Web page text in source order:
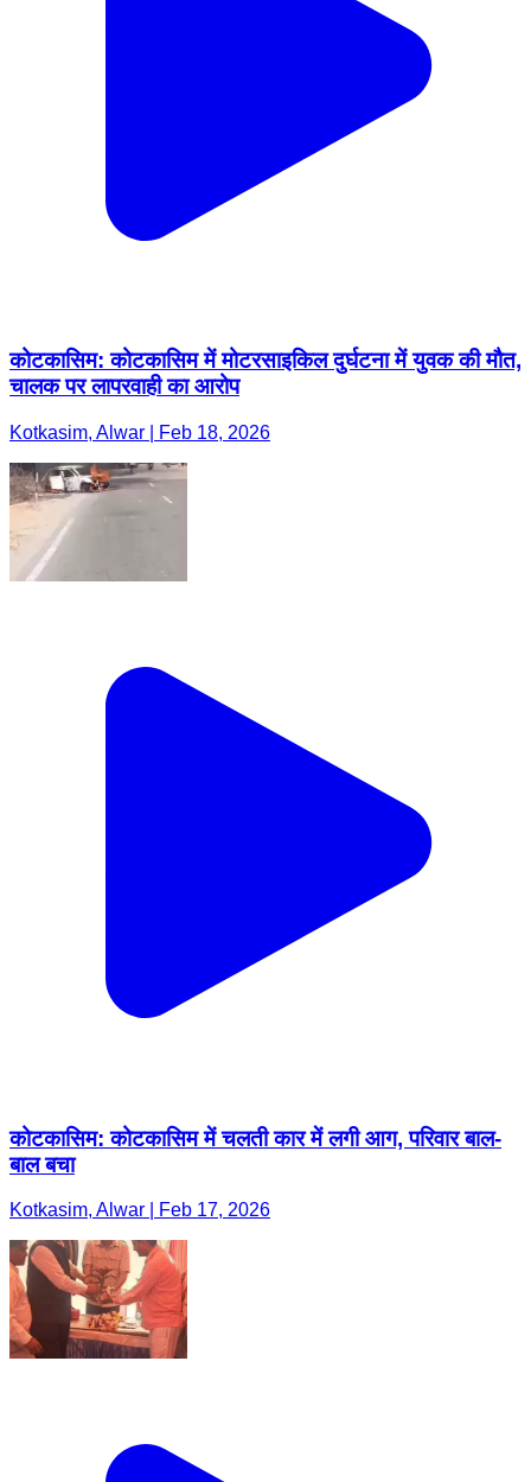
कोटकासिम: कोटकासिम में मोटरसाइकिल दुर्घटना में युवक की मौत,
चालक पर लापरवाही का आरोप
Kotkasim, Alwar | Feb 18, 2026
कोटकासिम: कोटकासिम में चलती कार में लगी आग, परिवार बाल-
बाल बचा
Kotkasim, Alwar | Feb 17, 2026